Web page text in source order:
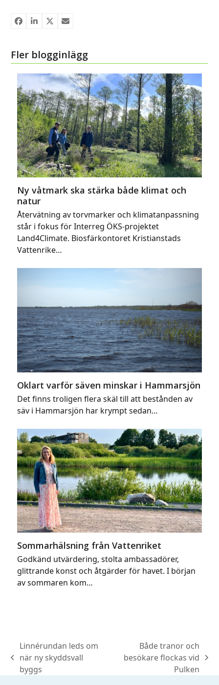
Fler blogginlägg
Ny våtmark ska stärka både klimat och
natur
Återvätning av torvmarker och klimatanpassning
står i fokus för Interreg ÖKS-projektet
Land4Climate. Biosfärkontoret Kristianstads
Vattenrike…
Oklart varför säven minskar i Hammarsjön
Det finns troligen flera skäl till att bestånden av
säv i Hammarsjön har krympt sedan…
Sommarhälsning från Vattenriket
Godkänd utvärdering, stolta ambassadörer,
glittrande konst och åtgärder för havet. I början
av sommaren kom…
previous
post:
Linnérundan leds om
när ny skyddsvall
byggs
next
Både tranor och
besökare flockas vid
Pulken